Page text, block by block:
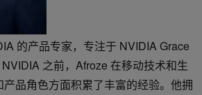
的产品专家，专注于 NVIDIA Grace
之前，Afroze 在移动技术和生
品角色方面积累了丰富的经验。他拥